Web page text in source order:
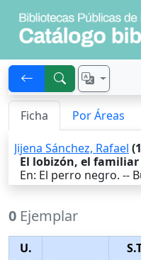
Ficha Por Áreas
Jijena Sánchez, Rafael
El lobizón, el
En: El perro negro. --
0 Ejemplar
U.